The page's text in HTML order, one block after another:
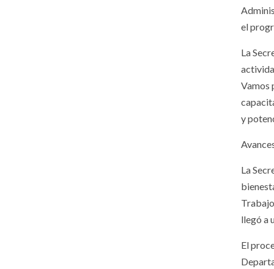
el
La
Vamos
y
La
llegó a
El